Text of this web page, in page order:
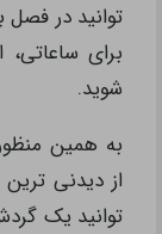
توانید در
برای
شوید.
به همین
از دیدنی
توانید یک